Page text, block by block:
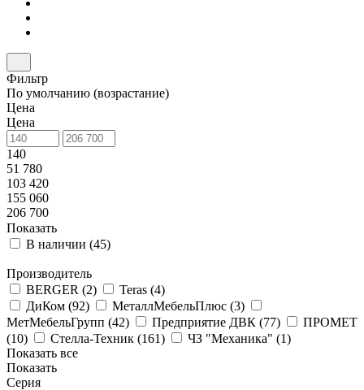
Фильтр
По умолчанию (возрастание)
Цена
Цена
140
51 780
103 420
155 060
206 700
Показать
В наличии (45)
Производитель
BERGER (2) Teras (4)
ДиКом (92) МеталлМебельПлюс (3)
МетМебельГрупп (42) Предприятие ДВК (77)
ПРОМЕТ
(10) Стелла-Техник (161) ЧЗ "Механика" (1)
Показать все
Показать
Серия